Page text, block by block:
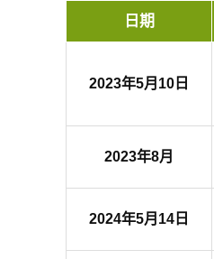
日期
2023年5月10日
2023年8月
2024年5月14日